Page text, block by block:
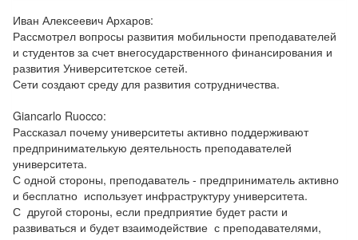
Иван Алексеевич Архаров:
Рассмотрел вопросы развития мобильности преподавателей
и студентов за счет внегосударственного финансирования и
развития Университетское сетей.
Сети создают среду для развития сотрудничества.
Giancarlo Ruocco:
Рассказал почему университеты активно поддерживают
предпринимателькую деятельность преподавателей
университета.
С одной стороны, преподаватель - предприниматель активно
и бесплатно использует инфраструктуру университета.
С другой стороны, если предприятие будет расти и
развиваться и будет взаимодействие с преподавателями,